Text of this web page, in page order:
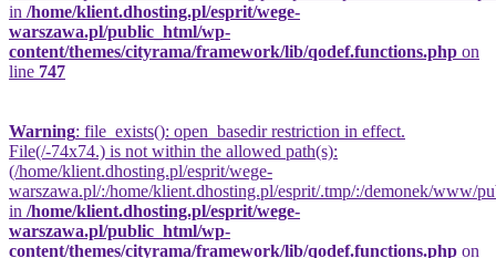
in /home/klient.dhosting.pl/esprit/wege-
warszawa.pl/public_html/wp-
content/themes/cityrama/framework/lib/qodef.functions.php on
line 747
Warning: file_exists(): open_basedir restriction in effect.
File(/-74x74.) is not within the allowed path(s):
(/home/klient.dhosting.pl/esprit/wege-
warszawa.pl/:/home/klient.dhosting.pl/esprit/.tmp/:/demonek/www/
in /home/klient.dhosting.pl/esprit/wege-
warszawa.pl/public_html/wp-
content/themes/cityrama/framework/lib/qodef.functions.php on